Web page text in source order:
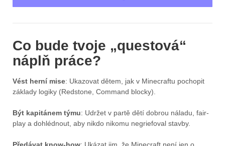
Co bude tvoje „questová“
náplň práce?
Vést herní mise: Ukazovat dětem, jak v Minecraftu pochopit
základy logiky (Redstone, Command blocky).
Být kapitánem týmu: Udržet v partě dětí dobrou náladu, fair-
play a dohlédnout, aby nikdo nikomu negriefoval stavby.
Předávat know-how: Ukázat jim, že Minecraft není jen o